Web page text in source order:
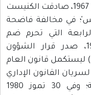
في 27 حزيران 1967، صادقت الكنيست
في مخالفة فاضحة
الرابعة التي تحرم ضم
الأراضي المحتلة؛ وفي عام 1968، صدر قرار الشؤون
القانونية والإدارية (التعديل رقم 11) ليستكمل قانون العام
لسريان القانون الإداري
الإسرائيلي على القدس الشرقية؛ وفي 30 تموز 1980